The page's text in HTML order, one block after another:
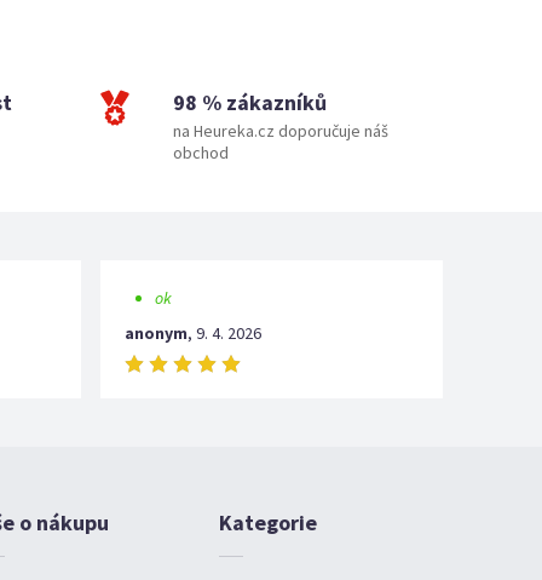
98 % zákazníků
na Heureka.cz doporučuje náš
obchod
ok
anonym, 9. 4. 2026
o nákupu Kategorie